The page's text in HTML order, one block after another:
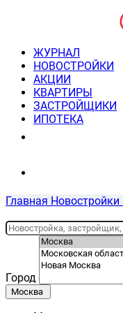
ЖУРНАЛ
НОВОСТРОЙКИ
АКЦИИ
КВАРТИРЫ
ЗАСТРОЙЩИКИ
ИПОТЕКА
Главная Новостройки
Город
Москва